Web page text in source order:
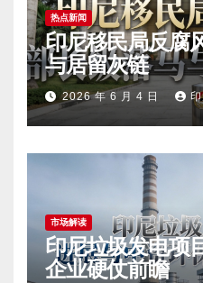
热点新闻
印尼移民局反腐
与居留灰链
2026 年 6 月 4 日
市场解读
印尼垃圾发电项
企业硬仗前瞻